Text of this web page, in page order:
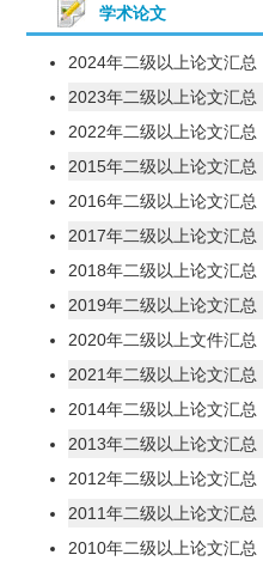
学术论文
2024年二级以上论文汇总
2023年二级以上论文汇总
2022年二级以上论文汇总
2015年二级以上论文汇总
2016年二级以上论文汇总
2017年二级以上论文汇总
2018年二级以上论文汇总
2019年二级以上论文汇总
2020年二级以上文件汇总
2021年二级以上论文汇总
2014年二级以上论文汇总
2013年二级以上论文汇总
2012年二级以上论文汇总
2011年二级以上论文汇总
2010年二级以上论文汇总